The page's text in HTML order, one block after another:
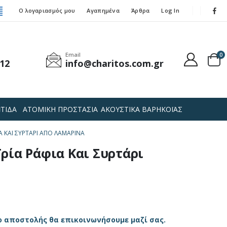
Ο λογαριασμός μου Αγαπημένα Άρθρα Log In
Email
info@charitos.com.gr
0
ΑΤΟΜΙΚΗ ΠΡΟΣΤΑΣΙΑ ΑΚΟΥΣΤΙΚΑ ΒΑΡΗΚΟΪΑΣ
ΣΥΡΤΆΡΙ ΑΠΌ ΛΑΜΑΡΊΝΑ
Ράφια Και Συρτάρι
θα επικοινωνήσουμε μαζί σας.